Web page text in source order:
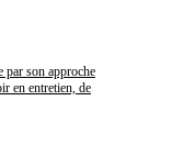
par son approche
en entretien, de